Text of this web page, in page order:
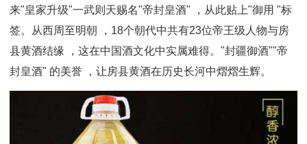
来"皇家升级"一武则天赐名"帝封皇酒" ，从此贴上"御用 "标
签。从西周至明朝 ，18个朝代中共有23位帝王级人物与房
县黄酒结缘 ，这在中国酒文化中实属难得。 "封疆御酒""帝
封皇酒" 的美誉 ，让房县黄酒在历史长河中熠熠生辉。